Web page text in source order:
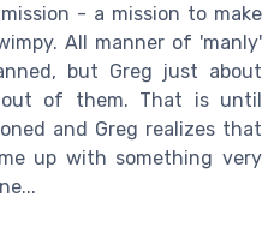
- a mission to make
All manner of 'manly'
but Greg just about
of them. That is until
and Greg realizes that
up with something very